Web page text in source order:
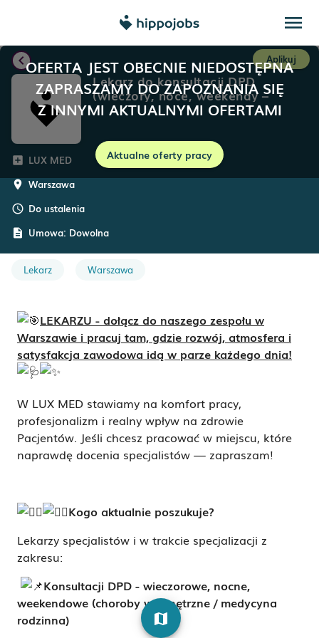
menu
OFERTA JEST OBECNIE NIEDOSTĘPNA
ZAPRASZAMY DO ZAPOZNANIA SIĘ
Z INNYMI AKTUALNYMI OFERTAMI
Aktualne oferty pracy
chevron_left Aplikuj
Lekarz do konsultacji DPD
(wieczory, noce, weekendy –
choroby wewnętrzne / medycyna
add_box LUX MED
room Warszawa
schedule Do ustalenia
description Umowa: Dowolna
Lekarz Warszawa
LEKARZU - dołącz do naszego zespołu w
Warszawie i pracuj tam, gdzie rozwój, atmosfera i
satysfakcja zawodowa idą w parze każdego dnia!
W LUX MED stawiamy na komfort pracy,
profesjonalizm i realny wpływ na zdrowie
Pacjentów. Jeśli chcesz pracować w miejscu, które
naprawdę docenia specjalistów — zapraszam!
Kogo aktualnie poszukuje?
Lekarzy specjalistów i w trakcie specjalizacji z
zakresu:
Konsultacji DPD - wieczorowe, nocne,
weekendowe (choroby wewnętrzne / medycyna
rodzinna)
map